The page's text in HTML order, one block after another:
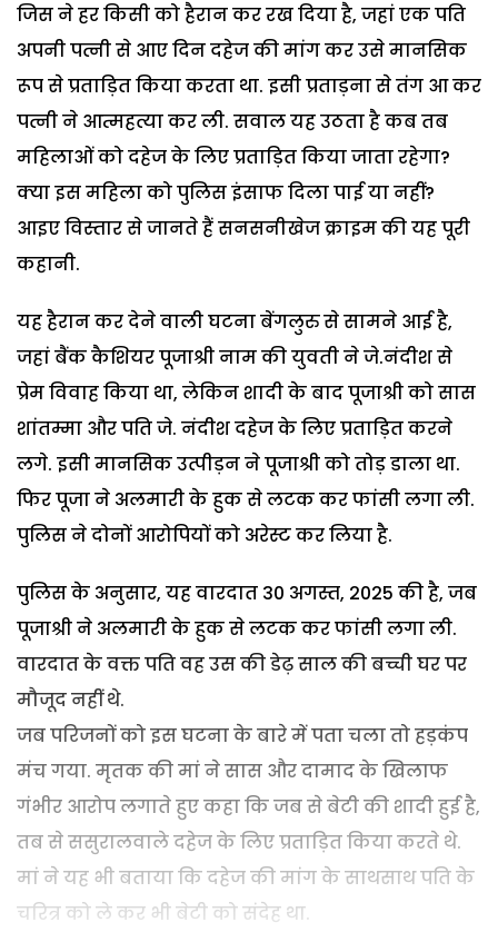
जिस ने हर किसी को हैरान कर रख दिया है, जहां एक पति
अपनी पत्नी से आए दिन दहेज की मांग कर उसे मानसिक
रूप से प्रताड़ित किया करता था. इसी प्रताड़ना से तंग आ कर
पत्नी ने आत्महत्या कर ली. सवाल यह उठता है कब तब
महिलाओं को दहेज के लिए प्रताड़ित किया जाता रहेगा?
क्या इस महिला को पुलिस इंसाफ दिला पाई या नहीं?
आइए विस्तार से जानते हैं सनसनीखेज क्राइम की यह पूरी
कहानी.
यह हैरान कर देने वाली घटना बेंगलुरु से सामने आई है,
जहां बैंक कैशियर पूजाश्री नाम की युवती ने जे.नंदीश से
प्रेम विवाह किया था, लेकिन शादी के बाद पूजाश्री को सास
शांतम्मा और पति जे. नंदीश दहेज के लिए प्रताड़ित करने
लगे. इसी मानसिक उत्पीड़न ने पूजाश्री को तोड़ डाला था.
फिर पूजा ने अलमारी के हुक से लटक कर फांसी लगा ली.
पुलिस ने दोनों आरोपियों को अरेस्ट कर लिया है.
पुलिस के अनुसार, यह वारदात 30 अगस्त, 2025 की है, जब
पूजाश्री ने अलमारी के हुक से लटक कर फांसी लगा ली.
वारदात के वक्त पति वह उस की डेढ़ साल की बच्ची घर पर
मौजूद नहीं थे.
जब परिजनों को इस घटना के बारे में पता चला तो हड़कंप
मंच गया. मृतक की मां ने सास और दामाद के खिलाफ
गंभीर आरोप लगाते हुए कहा कि जब से बेटी की शादी हुई है,
तब से ससुरालवाले दहेज के लिए प्रताड़ित किया करते थे.
मां ने यह भी बताया कि दहेज की मांग के साथसाथ पति के
चरित्र को ले कर भी बेटी को संदेह था.